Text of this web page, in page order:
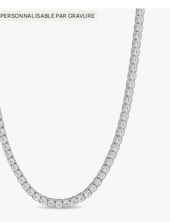
PERSONNALISABLE PAR GRAVURE